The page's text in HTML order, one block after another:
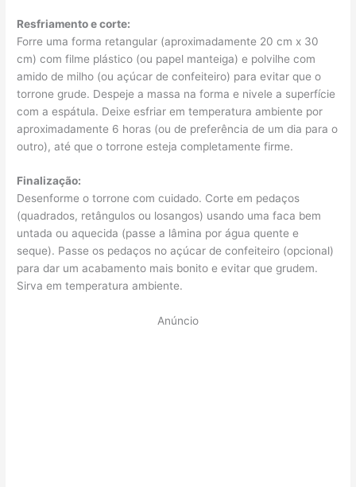
Resfriamento e corte:
Forre uma forma retangular (aproximadamente 20 cm x 30
cm) com filme plástico (ou papel manteiga) e polvilhe com
amido de milho (ou açúcar de confeiteiro) para evitar que o
torrone grude. Despeje a massa na forma e nivele a superfície
com a espátula. Deixe esfriar em temperatura ambiente por
aproximadamente 6 horas (ou de preferência de um dia para o
outro), até que o torrone esteja completamente firme.
Finalização:
Desenforme o torrone com cuidado. Corte em pedaços
(quadrados, retângulos ou losangos) usando uma faca bem
untada ou aquecida (passe a lâmina por água quente e
seque). Passe os pedaços no açúcar de confeiteiro (opcional)
para dar um acabamento mais bonito e evitar que grudem.
Sirva em temperatura ambiente.
Anúncio